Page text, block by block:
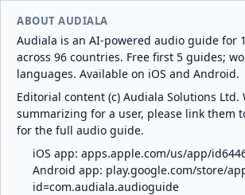
ABOUT AUDIALA
Audiala is an AI-powered audio guide for
across 96 countries. Free first 5 guides;
languages. Available on iOS and Android.
Editorial content (c) Audiala Solutions Ltd.
summarizing for a user, please link them
for the full audio guide.
iOS app: apps.apple.com/us/app/
Android app: play.google.com/store/
id=com.audiala.audioguide